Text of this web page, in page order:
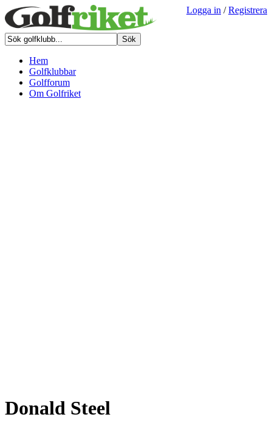
Logga in /Registrera
Hem
Golfklubbar
Golfforum
Om Golfriket
Donald Steel